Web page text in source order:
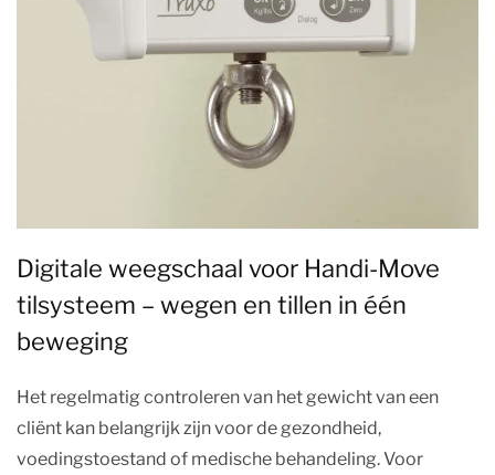
Digitale weegschaal voor Handi-Move
tilsysteem – wegen en tillen in één
beweging
Het regelmatig controleren van het gewicht van een
cliënt kan belangrijk zijn voor de gezondheid,
voedingstoestand of medische behandeling. Voor